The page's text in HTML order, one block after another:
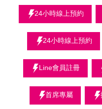
24小時線上預約
24小時線上預約
Line會員註冊
首席專屬